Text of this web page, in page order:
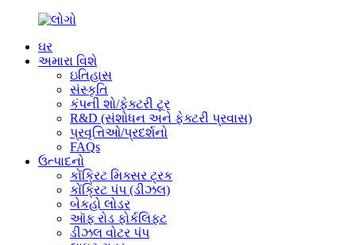
ઘર
અમારા વિશે
ઇતિહાસ
સંસ્કૃતિ
કંપની શો/ફેક્ટરી ટૂર
R&D (સંશોધન અને ફેક્ટરી પ્રવાસ)
પ્રવૃત્તિઓ/પ્રદર્શનો
FAQs
ઉત્પાદનો
કોંક્રિટ મિક્સર ટ્રક
કોંક્રિટ પંપ (ડીઝલ)
બેકહો લોડર
ઑફ રોડ ફોર્કલિફ્ટ
ડીઝલ વોટર પંપ